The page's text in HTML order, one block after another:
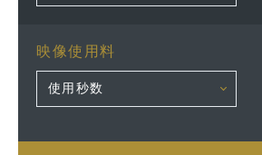
映像使用料